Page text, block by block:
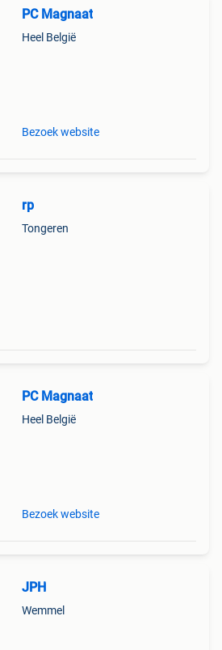
PC Magnaat
Heel België
Bezoek website
rp
Tongeren
PC Magnaat
Heel België
Bezoek website
JPH
Wemmel